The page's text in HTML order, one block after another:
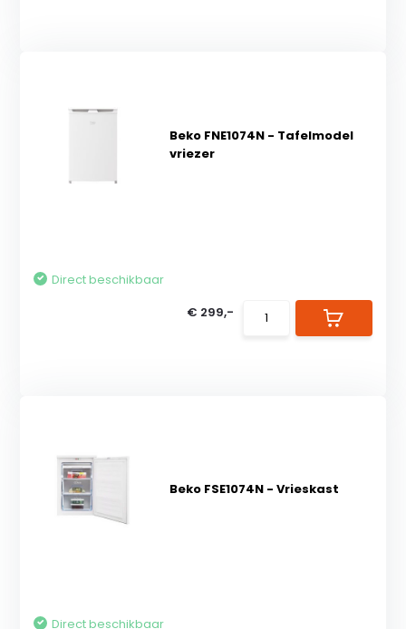
Beko FNE1074N - Tafelmodel
vriezer
Direct beschikbaar
€ 299,-
Beko FSE1074N - Vrieskast
Direct beschikbaar